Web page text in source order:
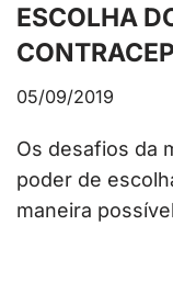
ESCOLHA
05/09/2019
Os desafios da
poder de
maneira possível